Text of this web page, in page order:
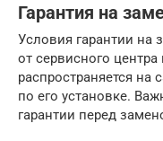
Гарантия на
Условия гарантии на
от сервисного
распространяется на
по его установке.
гарантии перед